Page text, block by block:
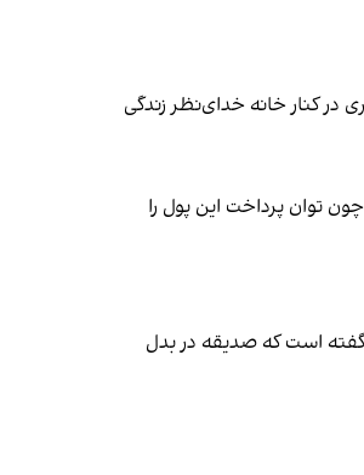
در کنار خانه خدای‌نظر زندگی
شد که پدر این دختر ۴۰۰ هزار افغانی بدهکار است و چون توان پرداخت این پول را
است که صدیقه در بدل